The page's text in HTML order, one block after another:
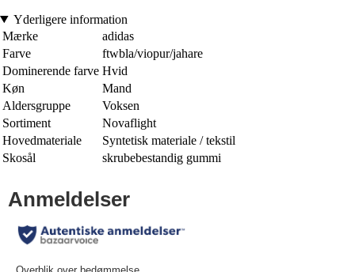
Yderligere information
Mærke
adidas
Farve
ftwbla/viopur/jahare
Dominerende farve Hvid
Køn
Mand
Aldersgruppe
Voksen
Sortiment
Novaflight
Hovedmateriale
Syntetisk materiale / tekstil
Skosål
skrubebestandig gummi